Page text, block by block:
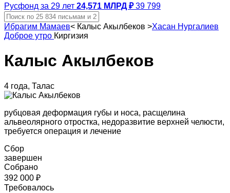
Русфонд за 29 лет 24,571 МЛРД ₽ 39 799
Ибрагим Мамаев< Калыс Акылбеков >Хасан Нургалиев
Доброе утро Киргизия
Калыс Акылбеков
4 года, Талас
рубцовая деформация губы и носа, расщелина
альвеолярного отростка, недоразвитие верхней челюсти,
требуется операция и лечение
Сбор
завершен
Собрано
392 000 ₽
Требовалось